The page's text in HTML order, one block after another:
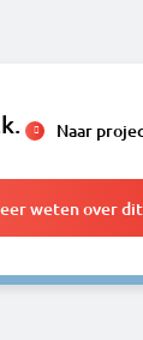
Naar
weten over